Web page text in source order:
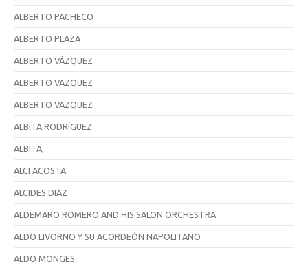
ALBERTO PACHECO
ALBERTO PLAZA
ALBERTO VÁZQUEZ
ALBERTO VAZQUEZ
ALBERTO VAZQUEZ .
ALBITA RODRÍGUEZ
ALBITA,
ALCI ACOSTA
ALCIDES DIAZ
ALDEMARO ROMERO AND HIS SALON ORCHESTRA
ALDO LIVORNO Y SU ACORDEÓN NAPOLITANO
ALDO MONGES